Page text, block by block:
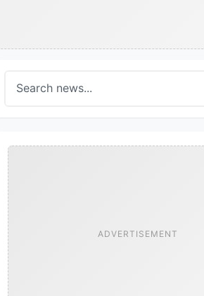
ADVERTISEMENT